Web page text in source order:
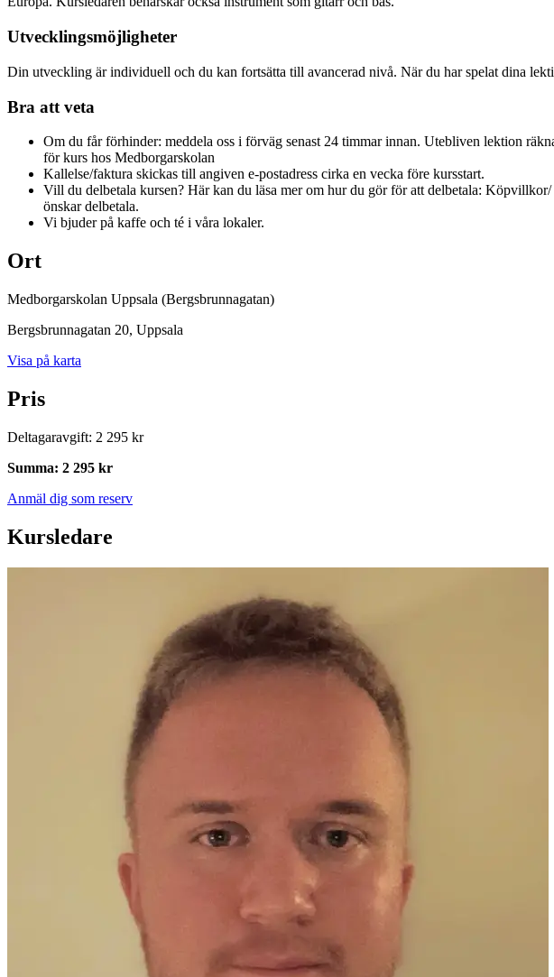
Utvecklingsmöjligheter
Din utveckling är individuell och du kan fortsätta till avancerad nivå. När du har spelat dina
Bra att veta
Om du får förhinder: meddela oss i förväg senast 24 timmar innan. Utebliven lektion
för kurs hos Medborgarskolan
Kallelse/faktura skickas till angiven e-postadress cirka en vecka före kursstart.
Vill du delbetala kursen? Här kan du läsa mer om hur du gör för att delbetala:
önskar delbetala.
Vi bjuder på kaffe och té i våra lokaler.
Ort
Medborgarskolan Uppsala (Bergsbrunnagatan)
Bergsbrunnagatan 20, Uppsala
Visa på karta
Pris
Deltagaravgift: 2 295 kr
Summa: 2 295 kr
Anmäl dig som reserv
Kursledare